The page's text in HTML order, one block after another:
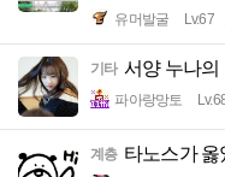
유머발굴 Lv.67
기타 서양 누나의
파아랑망토
계층 타노스가 옳